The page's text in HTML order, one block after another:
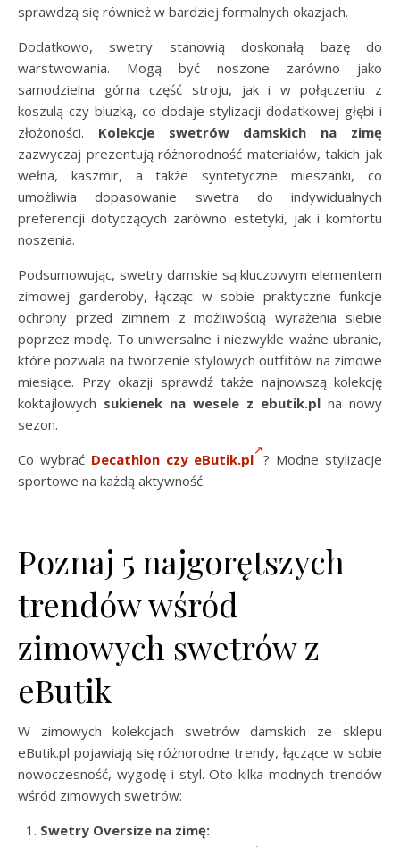
sprawdzą się również w bardziej formalnych okazjach.
Dodatkowo, swetry stanowią doskonałą bazę do
warstwowania. Mogą być noszone zarówno jako
samodzielna górna część stroju, jak i w połączeniu z
koszulą czy bluzką, co dodaje stylizacji dodatkowej głębi i
złożoności. Kolekcje swetrów damskich na zimę
zazwyczaj prezentują różnorodność materiałów, takich jak
wełna, kaszmir, a także syntetyczne mieszanki, co
umożliwia dopasowanie swetra do indywidualnych
preferencji dotyczących zarówno estetyki, jak i komfortu
noszenia.
Podsumowując, swetry damskie są kluczowym elementem
zimowej garderoby, łącząc w sobie praktyczne funkcje
ochrony przed zimnem z możliwością wyrażenia siebie
poprzez modę. To uniwersalne i niezwykle ważne ubranie,
które pozwala na tworzenie stylowych outfitów na zimowe
miesiące. Przy okazji sprawdź także najnowszą kolekcję
koktajlowych sukienek na wesele z ebutik.pl na nowy
sezon.
Co wybrać Decathlon czy eButik.pl ? Modne stylizacje
sportowe na każdą aktywność.
Poznaj 5 najgorętszych
trendów wśród
zimowych swetrów z
eButik
W zimowych kolekcjach swetrów damskich ze sklepu
eButik.pl pojawiają się różnorodne trendy, łączące w sobie
nowoczesność, wygodę i styl. Oto kilka modnych trendów
wśród zimowych swetrów:
Swetry Oversize na zimę: